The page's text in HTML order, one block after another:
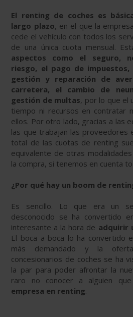
El renting de coches es
largo plazo, en el que la
cede el vehículo con todos los
de una única cuota mensual.
aspectos como el seguro,
riesgo, el pago de
gestión y reparación de
carretera, el cambio de
gestión de multas, por lo que el
tiempo ni recursos en contratar
ellos. Por otro lado, gracias a las
las que trabajan las proveedores
total de las cuotas de renting
equivalente de otras
la compra, si tenemos en cuenta
¿Por qué hay un boom de
Es sencillo. Lo que era un
desconocido se ha convertido
interesante a la hora de adquirir
El boca a boca lo ha convertido
más demandado y la
concesionarios de coches se ha
la par para poder afrontar la
raro no conocer a alguien
empresa en renting.